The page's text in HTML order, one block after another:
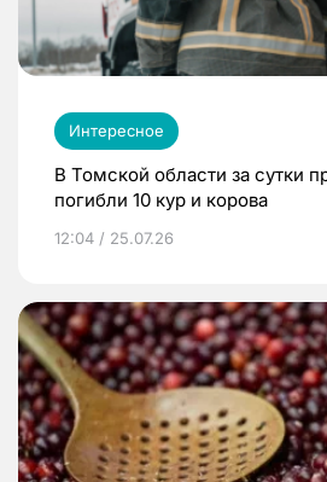
Интересное
В Томской области за сутки
погибли 10 кур и корова
12:04 / 25.07.26